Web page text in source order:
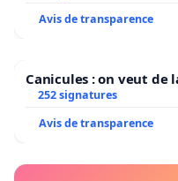
Avis de transparence
Canicules : on veut de
252 signatures
Avis de transparence